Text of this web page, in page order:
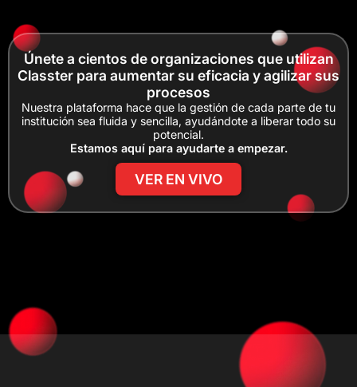
Únete a cientos de organizaciones que utilizan
Classter para aumentar su eficacia y agilizar sus
procesos
Nuestra plataforma hace que la gestión de cada parte de tu
institución sea fluida y sencilla, ayudándote a liberar todo su
potencial.
Estamos aquí para ayudarte a empezar.
VER EN VIVO